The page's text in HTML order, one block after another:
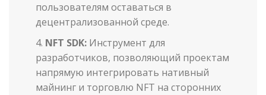
пользователям оставаться в
децентрализованной среде.
NFT SDK: Инструмент для
разработчиков, позволяющий проектам
напрямую интегрировать нативный
майнинг и торговлю NFT на сторонних